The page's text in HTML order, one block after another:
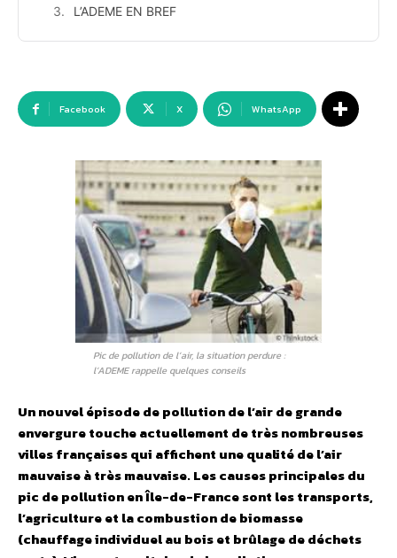
L’ADEME EN BREF
Facebook X WhatsApp
Pic de pollution de l’air, la situation perdure :
l’ADEME rappelle quelques conseils
Un nouvel épisode de pollution de l’air de grande
envergure touche actuellement de très nombreuses
villes françaises qui affichent une qualité de l’air
mauvaise à très mauvaise. Les causes principales du
pic de pollution en Île-de-France sont les transports,
l’agriculture et la combustion de biomasse
(chauffage individuel au bois et brûlage de déchets